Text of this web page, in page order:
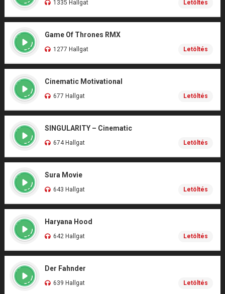
1335 Hallgat Letöltés
Game Of Thrones RMX
1277 Hallgat Letöltés
Cinematic Motivational
677 Hallgat Letöltés
SINGULARITY – Cinematic
674 Hallgat Letöltés
Sura Movie
643 Hallgat Letöltés
Haryana Hood
642 Hallgat Letöltés
Der Fahnder
639 Hallgat Letöltés